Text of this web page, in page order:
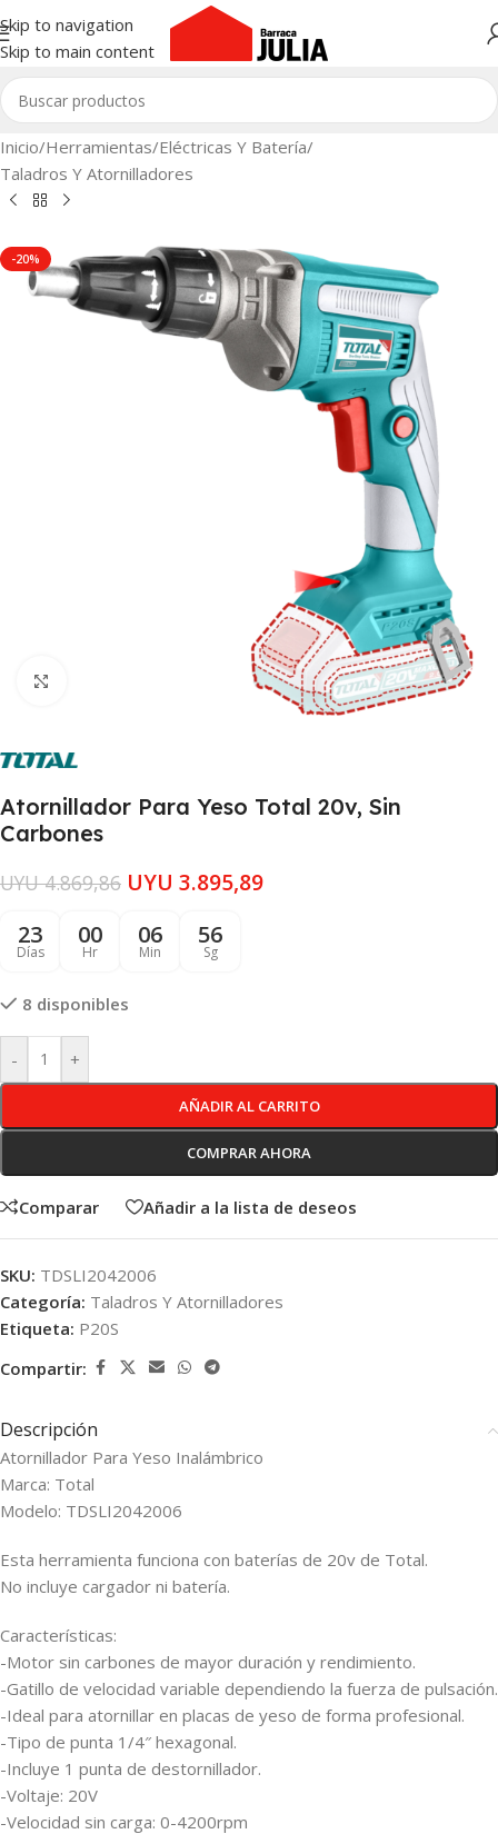
Skip to navigation
Skip to main content
Inicio/Herramientas/Eléctricas Y Batería/
Taladros Y Atornilladores
-20%
Atornillador Para Yeso Total 20v, Sin
Carbones
UYU4.869,86 UYU 3.895,89
23
Días
00
Hr
06
Min
55
Sg
8 disponibles
- +
AÑADIR AL CARRITO
COMPRAR AHORA
Comparar Añadir a la lista de deseos
SKU: TDSLI2042006
Categoría: Taladros Y Atornilladores
Etiqueta: P20S
Compartir:
Descripción
Atornillador Para Yeso Inalámbrico
Marca: Total
Modelo: TDSLI2042006
Esta herramienta funciona con baterías de 20v de Total.
No incluye cargador ni batería.
Características:
-Motor sin carbones de mayor duración y rendimiento.
-Gatillo de velocidad variable dependiendo la fuerza de pulsación.
-Ideal para atornillar en placas de yeso de forma profesional.
-Tipo de punta 1/4″ hexagonal.
-Incluye 1 punta de destornillador.
-Voltaje: 20V
-Velocidad sin carga: 0-4200rpm